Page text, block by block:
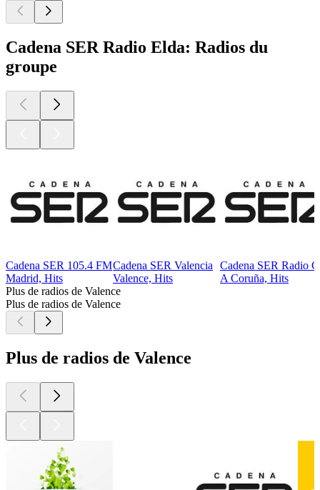
Cadena SER Radio Elda: Radios du
groupe
Cadena SER 105.4 FM
Madrid, Hits
Cadena SER Valencia
Valence, Hits
Cadena SER Radio
A Coruña, Hits
Plus de radios de Valence
Plus de radios de Valence
Plus de radios de Valence